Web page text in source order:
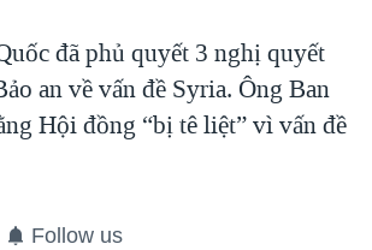
đã phủ quyết 3 nghị quyết
an về vấn đề Syria. Ông Ban
Hội đồng “bị tê liệt” vì vấn đề
Follow us